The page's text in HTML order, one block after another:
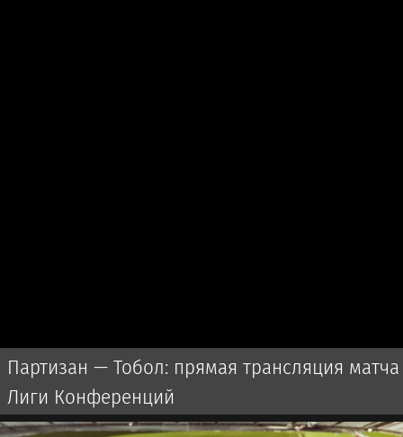
Партизан — Тобол: прямая трансляция матча
Лиги Конференций